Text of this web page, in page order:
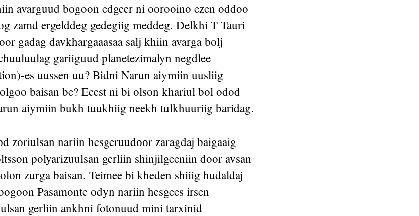
avarguud bogoon edgeer ni oorooino ezen oddoo
zamd ergelddeg gedegiig meddeg. Delkhi T Tauri
gadag davkhargaaasaa salj khiin avarga bolj
gariiguud planetezimalyn negdlee
es uussen uu? Bidni Narun aiymiin uusliig
baisan be? Ecest ni bi olson khariul bol odod
aiymiin bukh tuukhiig neekh tulkhuuriig baridag.
zoriulsan nariin hesgeruudөөr zaragdaj baigaaig
polyarizuulsan gerliin shinjilgeeniin door avsan
zurga baisan. Teimee bi kheden shiiig hudaldaj
Pasamonte odyn nariin hesgees irsen
gerliin ankhni fotonuud mini tarxinid